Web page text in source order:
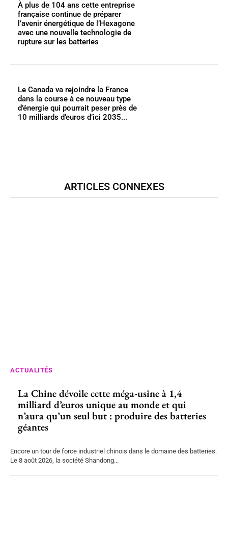
À plus de 104 ans cette entreprise
française continue de préparer
l’avenir énergétique de l’Hexagone
avec une nouvelle technologie de
rupture sur les batteries
Le Canada va rejoindre la France
dans la course à ce nouveau type
d’énergie qui pourrait peser près de
10 milliards d’euros d’ici 2035...
ARTICLES CONNEXES
ACTUALITÉS
La Chine dévoile cette méga-usine à 1,4
milliard d’euros unique au monde et qui
n’aura qu’un seul but : produire des batteries
géantes
Encore un tour de force industriel chinois dans le domaine des batteries.
Le 8 août 2026, la société Shandong...